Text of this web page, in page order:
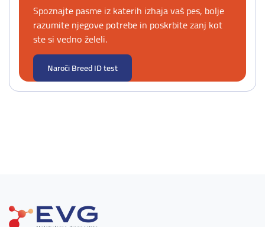
Spoznajte pasme iz katerih izhaja vaš pes, bolje
razumite njegove potrebe in poskrbite zanj kot
ste si vedno želeli.
Naroči Breed ID test